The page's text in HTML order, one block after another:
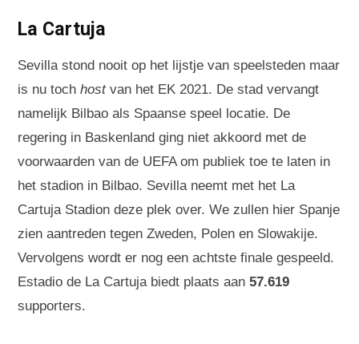
La Cartuja
Sevilla stond nooit op het lijstje van speelsteden maar
is nu toch hostvan het EK 2021. De stad vervangt
namelijk Bilbao als Spaanse speel locatie. De
regering in Baskenland ging niet akkoord met de
voorwaarden van de UEFA om publiek toe te laten in
het stadion in Bilbao. Sevilla neemt met het La
Cartuja Stadion deze plek over. We zullen hier Spanje
zien aantreden tegen Zweden, Polen en Slowakije.
Vervolgens wordt er nog een achtste finale gespeeld.
Estadio de La Cartuja biedt plaats aan 57.619
supporters.